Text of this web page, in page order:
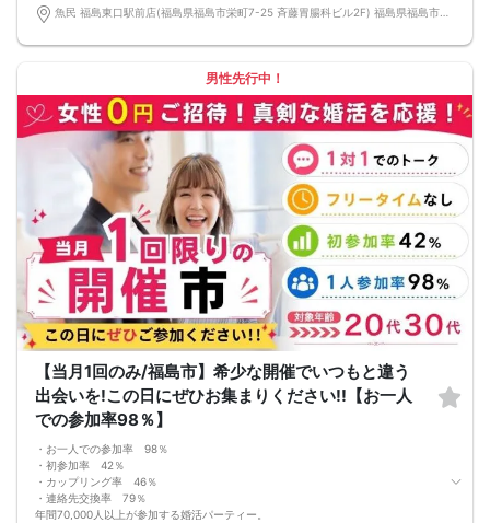
■中止判断タイミング
前日20時、または開催6時間前の時点で最少開催人数に満たない場合
→ お酒が飲めない方にはソフトドリンクも豊富にご用意しています！
男性先行中！
【当月1回のみ/福島市】希少な開催でいつもと違う
出会いを!この日にぜひお集まりください!!【お一人
での参加率98％】
・お一人での参加率 98％
・初参加率 42％
・カップリング率 46％
・連絡先交換率 79％
年間70,000人以上が参加する婚活パーティー。